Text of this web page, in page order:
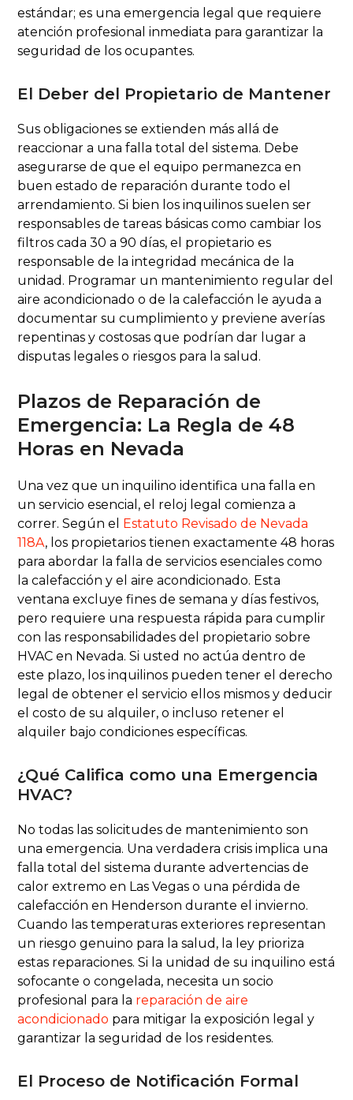
estándar; es una emergencia legal que requiere
atención profesional inmediata para garantizar la
seguridad de los ocupantes.
El Deber del Propietario de Mantener
Sus obligaciones se extienden más allá de
reaccionar a una falla total del sistema. Debe
asegurarse de que el equipo permanezca en
buen estado de reparación durante todo el
arrendamiento. Si bien los inquilinos suelen ser
responsables de tareas básicas como cambiar los
filtros cada 30 a 90 días, el propietario es
responsable de la integridad mecánica de la
unidad. Programar un mantenimiento regular del
aire acondicionado o de la calefacción le ayuda a
documentar su cumplimiento y previene averías
repentinas y costosas que podrían dar lugar a
disputas legales o riesgos para la salud.
Plazos de Reparación de
Emergencia: La Regla de 48
Horas en Nevada
Una vez que un inquilino identifica una falla en
un servicio esencial, el reloj legal comienza a
correr. Según el
Estatuto Revisado de Nevada
118A, los propietarios tienen exactamente 48 horas
para abordar la falla de servicios esenciales como
la calefacción y el aire acondicionado. Esta
ventana excluye fines de semana y días festivos,
pero requiere una respuesta rápida para cumplir
con las responsabilidades del propietario sobre
HVAC en Nevada. Si usted no actúa dentro de
este plazo, los inquilinos pueden tener el derecho
legal de obtener el servicio ellos mismos y deducir
el costo de su alquiler, o incluso retener el
alquiler bajo condiciones específicas.
¿Qué Califica como una Emergencia
HVAC?
No todas las solicitudes de mantenimiento son
una emergencia. Una verdadera crisis implica una
falla total del sistema durante advertencias de
calor extremo en Las Vegas o una pérdida de
calefacción en Henderson durante el invierno.
Cuando las temperaturas exteriores representan
un riesgo genuino para la salud, la ley prioriza
estas reparaciones. Si la unidad de su inquilino está
sofocante o congelada, necesita un socio
profesional para la reparación de aire
acondicionado para mitigar la exposición legal y
garantizar la seguridad de los residentes.
El Proceso de Notificación Formal